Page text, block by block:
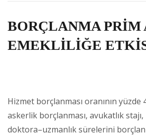
BORÇLANMA PRİM
EMEKLİLİĞE
Hizmet borçlanması oranının yüzde
askerlik borçlanması, avukatlık
doktora–uzmanlık sürelerini